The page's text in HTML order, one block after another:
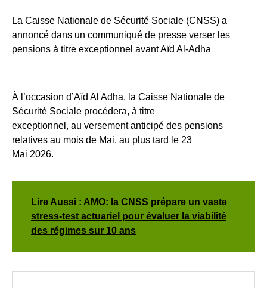
La Caisse Nationale de Sécurité Sociale (CNSS) a
annoncé dans un communiqué de presse verser les
pensions à titre exceptionnel avant Aïd Al-Adha
À l’occasion d’Aïd Al Adha, la Caisse Nationale de
Sécurité Sociale procédera, à titre
exceptionnel, au versement anticipé des pensions
relatives au mois de Mai, au plus tard le 23
Mai 2026.
Lire Aussi : AMO: la CNSS prépare un vaste
stress-test actuariel pour évaluer la viabilité
des régimes sur 10 ans